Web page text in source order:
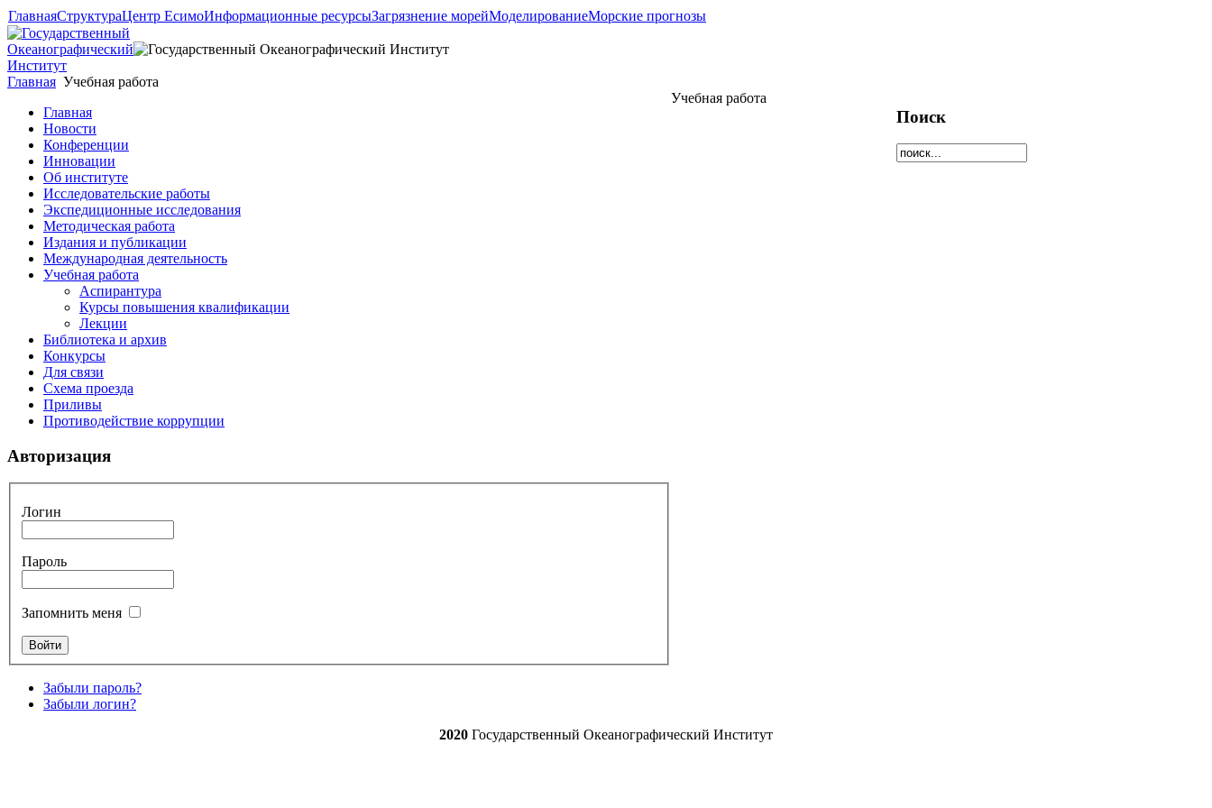
ГлавнаяСтруктураЦентр ЕсимоИнформационные ресурсыЗагрязнение морейМоделированиеМорские прогнозы
Главная Учебная работа
Главная
Новости
Конференции
Инновации
Об институте
Исследовательские работы
Экспедиционные исследования
Методическая работа
Издания и публикации
Международная деятельность
Учебная работа
Аспирантура
Курсы повышения квалификации
Лекции
Библиотека и архив
Конкурсы
Для связи
Схема проезда
Приливы
Противодействие коррупции
Авторизация
Логин
Пароль
Запомнить меня
Забыли пароль?
Забыли логин?
Учебная работа
Поиск
2020 Государственный Океанографический Институт